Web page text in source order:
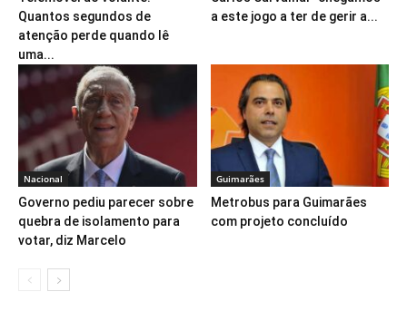
Quantos segundos de
atenção perde quando lê
uma...
a este jogo a ter de gerir a...
Nacional
Governo pediu parecer sobre
quebra de isolamento para
votar, diz Marcelo
Guimarães
Metrobus para Guimarães
com projeto concluído